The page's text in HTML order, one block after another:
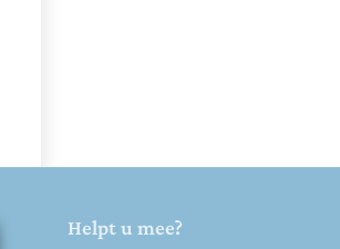
Helpt u mee?